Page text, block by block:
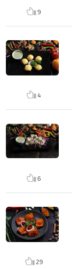
9
4
6
29